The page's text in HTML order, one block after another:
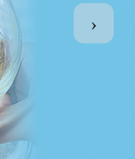
›